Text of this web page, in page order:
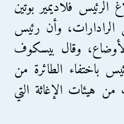
فلاديمير بوتين
الرادارات، وأن رئيس
وقال بيسكوف
باختفاء الطائرة من
هيئات الإغاثة التي